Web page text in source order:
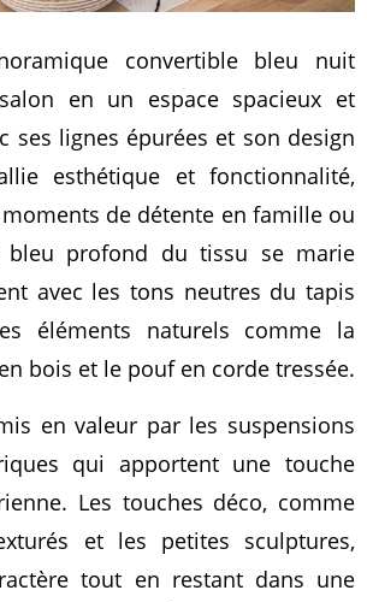
convertible bleu nuit
en un espace spacieux et
ses lignes épurées et son design
esthétique et fonctionnalité,
de détente en famille ou
bleu profond du tissu se marie
avec les tons neutres du tapis
éléments naturels comme la
bois et le pouf en corde tressée.
en valeur par les suspensions
qui apportent une touche
Les touches déco, comme
et les petites sculptures,
tout en restant dans une